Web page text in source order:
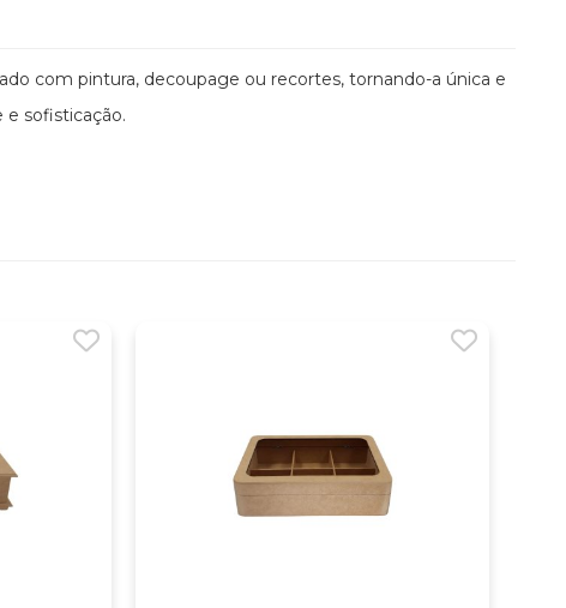
com pintura, decoupage ou recortes, tornando-a única e
e sofisticação.